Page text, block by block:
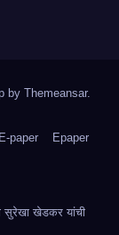
by Themeansar.
E-paper Epaper
सुरेखा खेडकर यांची